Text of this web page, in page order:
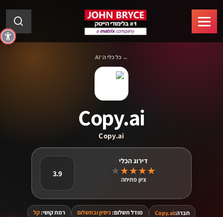
← כל כלי ה־AI
Copy.ai
Copy.ai
3.9 ★
★
★
★
★
ציון פתיחה
חברה:Copy.ai מודל תשלום: ניסיון ובתשלום רמת קושי:קל